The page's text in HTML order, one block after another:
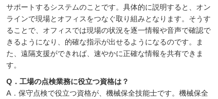
サポートするシステムのことです。具体的に説明すると、オン
ラインで現場とオフィスをつなぐ取り組みとなります。そうす
ることで、オフィスでは現場の状況を逐一情報や音声で確認で
きるようになり、的確な指示が出せるようになるのです。ま
た、遠隔支援ができれば、速やかに正確な情報を共有できま
す。
Q．工場の点検業務に役立つ資格は？
A．保守点検で役立つ資格が、機械保全技能士です。機械保全